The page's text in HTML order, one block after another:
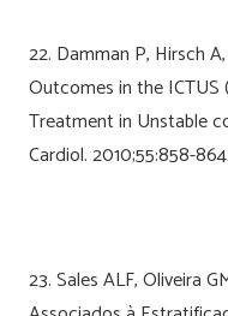
22. Damman P, Hirsch
Outcomes in the ICTUS
Treatment in Unstable
Cardiol. 2010;55:858-864.
23. Sales ALF, Oliveira